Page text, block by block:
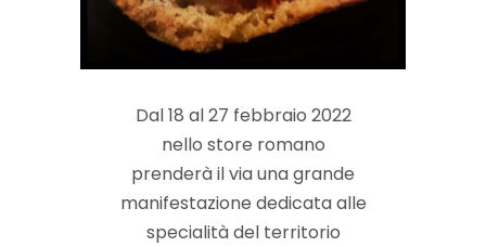
Dal 18 al 27 febbraio 2022
nello store romano
prenderà il via una grande
manifestazione dedicata alle
specialità del territorio